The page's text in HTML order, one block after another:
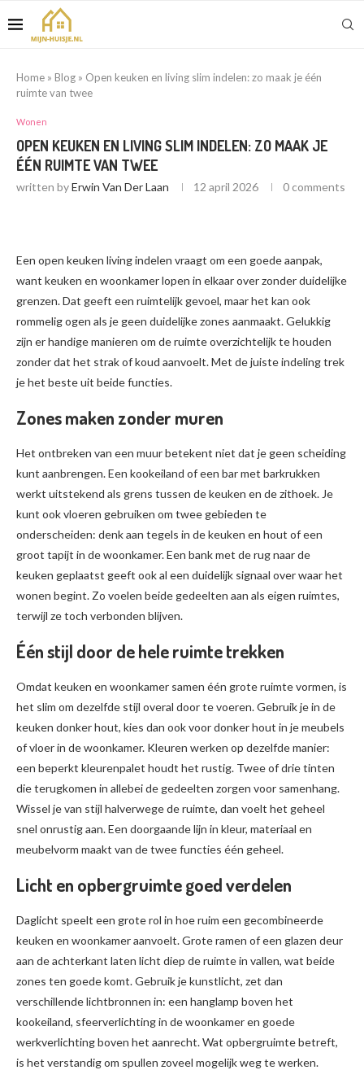
Home » Blog » Open keuken en living slim indelen: zo maak je één
ruimte van twee
Wonen
OPEN KEUKEN EN LIVING SLIM INDELEN: ZO MAAK JE
ÉÉN RUIMTE VAN TWEE
written byErwin Van Der Laan 12 april 2026 0 comments
Een open keuken living indelen vraagt om een goede aanpak,
want keuken en woonkamer lopen in elkaar over zonder duidelijke
grenzen. Dat geeft een ruimtelijk gevoel, maar het kan ook
rommelig ogen als je geen duidelijke zones aanmaakt. Gelukkig
zijn er handige manieren om de ruimte overzichtelijk te houden
zonder dat het strak of koud aanvoelt. Met de juiste indeling trek
je het beste uit beide functies.
Zones maken zonder muren
Het ontbreken van een muur betekent niet dat je geen scheiding
kunt aanbrengen. Een kookeiland of een bar met barkrukken
werkt uitstekend als grens tussen de keuken en de zithoek. Je
kunt ook vloeren gebruiken om twee gebieden te
onderscheiden: denk aan tegels in de keuken en hout of een
groot tapijt in de woonkamer. Een bank met de rug naar de
keuken geplaatst geeft ook al een duidelijk signaal over waar het
wonen begint. Zo voelen beide gedeelten aan als eigen ruimtes,
terwijl ze toch verbonden blijven.
Één stijl door de hele ruimte trekken
Omdat keuken en woonkamer samen één grote ruimte vormen, is
het slim om dezelfde stijl overal door te voeren. Gebruik je in de
keuken donker hout, kies dan ook voor donker hout in je meubels
of vloer in de woonkamer. Kleuren werken op dezelfde manier:
een beperkt kleurenpalet houdt het rustig. Twee of drie tinten
die terugkomen in allebei de gedeelten zorgen voor samenhang.
Wissel je van stijl halverwege de ruimte, dan voelt het geheel
snel onrustig aan. Een doorgaande lijn in kleur, materiaal en
meubelvorm maakt van de twee functies één geheel.
Licht en opbergruimte goed verdelen
Daglicht speelt een grote rol in hoe ruim een gecombineerde
keuken en woonkamer aanvoelt. Grote ramen of een glazen deur
aan de achterkant laten licht diep de ruimte in vallen, wat beide
zones ten goede komt. Gebruik je kunstlicht, zet dan
verschillende lichtbronnen in: een hanglamp boven het
kookeiland, sfeerverlichting in de woonkamer en goede
werkverlichting boven het aanrecht. Wat opbergruimte betreft,
is het verstandig om spullen zoveel mogelijk weg te werken.